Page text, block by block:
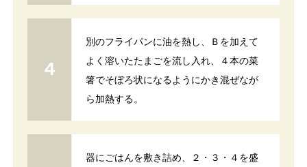
別のフライパンに油を熱し、Ｂを加えて
よく溶いたたまごを流し入れ、４本の菜
箸でそぼろ状になるようにかき混ぜなが
ら加熱する。
器にごはんを敷き詰め、２・３・４を盛